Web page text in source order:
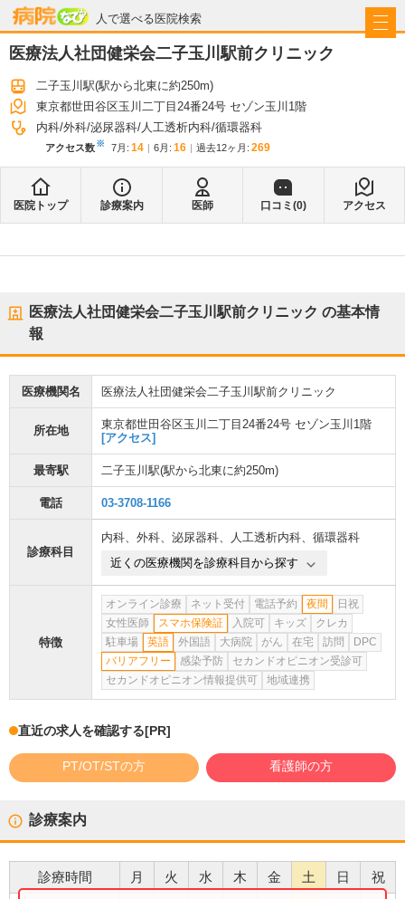
人で選べる医院検索
病院なび
医療法人社団健栄会二子玉川駅前クリニック
二子玉川駅(駅から北東に約250m)
東京都世田谷区玉川二丁目24番24号 セゾン玉川1階
内科 外科 泌尿器科 人工透析内科 循環器科
アクセス数※ 7月 : 14 6月 : 16 過去12ヶ月: 269
医院トップ 診療案内 医師 口コミ(0) アクセス
医療法人社団健栄会二子玉川駅前クリニック の基本情
報
医療機関名 医療法人社団健栄会二子玉川駅前クリニック
所在地
東京都世田谷区玉川二丁目24番24号 セゾン玉川1階
[アクセス]
最寄駅 二子玉川駅(駅から北東に約250m)
電話 03-3708-1166
診療科目
内科、 外科、 泌尿器科、 人工透析内科、 循環器科
近くの医療機関を診療科目から探す
特徴
オンライン診療 ネット受付 電話予約 夜間
日祝
女性医師
スマホ保険証 入院可 キッズ
クレカ
駐車場
英語 外国語 大病院 がん 在宅 訪問
DPC
バリアフリー
感染予防
セカンドオピニオン受診可
セカンドオピニオン情報提供可
地域連携
直近の求人を確認する[PR]
PT/OT/STの方 看護師の方
診療案内
診療時間 月 火 水 木 金 土 日 祝